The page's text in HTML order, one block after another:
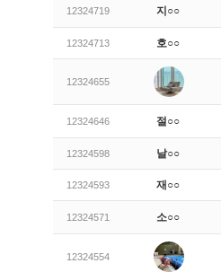
12324719 지○○
12324713 호○○
12324655
12324646 절○○
12324598 날○○
12324593 재○○
12324571 소○○
12324554